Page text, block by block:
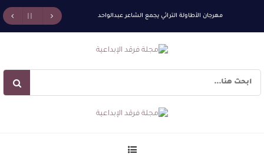
مهرجان الأطاولة التراثي يجمع الشاعر عبدالواحد
افتتاحية العدد 130